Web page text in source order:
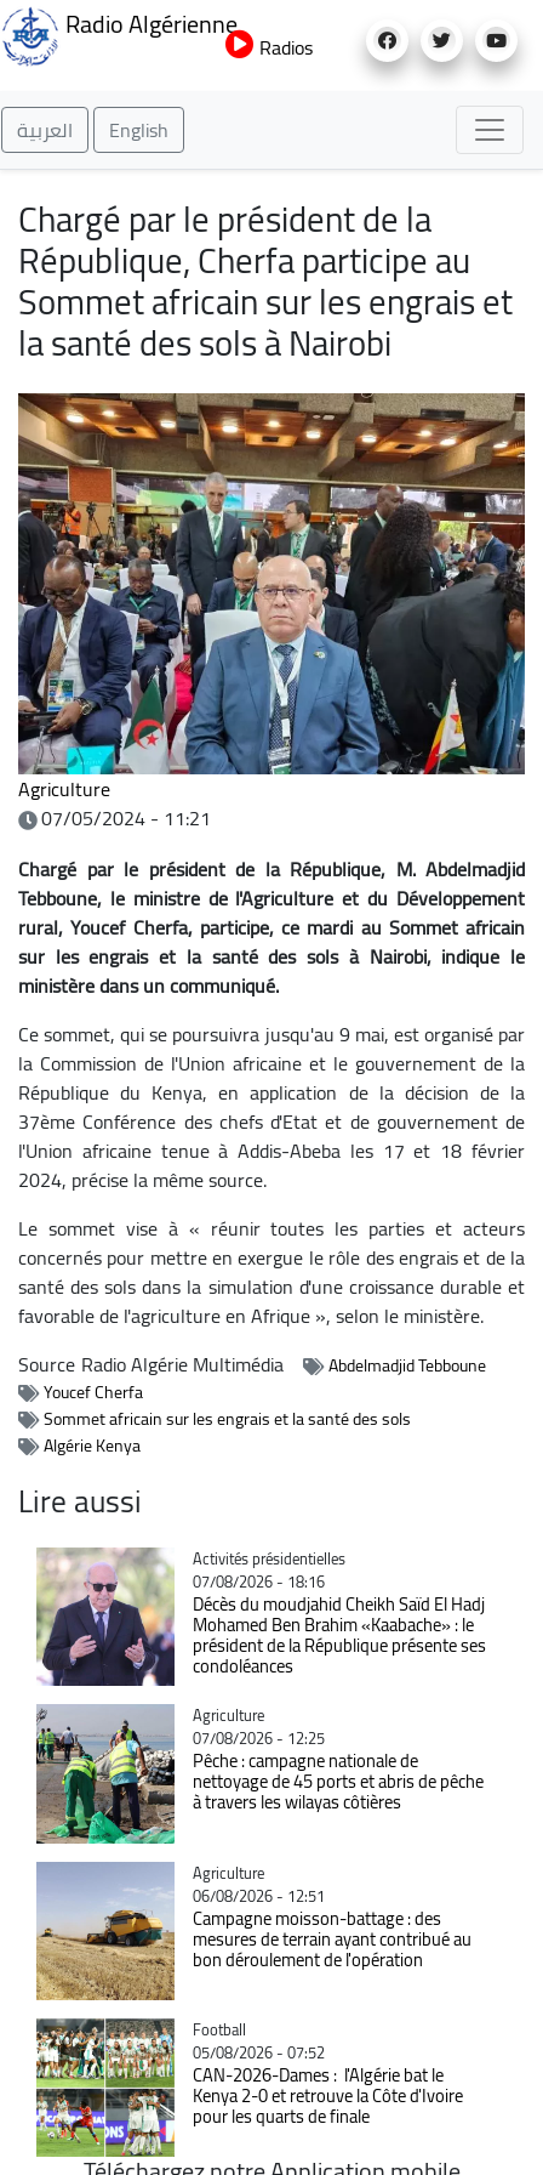
au
Radio Algérienne
Radios
العربية English
Chargé par le président de la
République, Cherfa participe au
Sommet africain sur les engrais et
la santé des sols à Nairobi
Agriculture
07/05/2024 - 11:21
Chargé par le président de la République, M. Abdelmadjid
Tebboune, le ministre de l'Agriculture et du Développement
rural, Youcef Cherfa, participe, ce mardi au Sommet africain
sur les engrais et la santé des sols à Nairobi, indique le
ministère dans un communiqué.
Ce sommet, qui se poursuivra jusqu'au 9 mai, est organisé par
la Commission de l'Union africaine et le gouvernement de la
République du Kenya, en application de la décision de la
37ème Conférence des chefs d'Etat et de gouvernement de
l'Union africaine tenue à Addis-Abeba les 17 et 18 février
2024, précise la même source.
Le sommet vise à « réunir toutes les parties et acteurs
concernés pour mettre en exergue le rôle des engrais et de la
santé des sols dans la simulation d'une croissance durable et
favorable de l'agriculture en Afrique », selon le ministère.
Source Radio Algérie Multimédia
Abdelmadjid Tebboune
Youcef Cherfa
Sommet africain sur les engrais et la santé des sols
Algérie Kenya
Lire aussi
Catégorie
Activités présidentielles
07/08/2026 - 18:16
Décès du moudjahid Cheikh Saïd El Hadj
Mohamed Ben Brahim «Kaabache» : le
président de la République présente ses
condoléances
Catégorie
Agriculture
07/08/2026 - 12:25
Pêche : campagne nationale de
nettoyage de 45 ports et abris de pêche
à travers les wilayas côtières
Catégorie
Agriculture
06/08/2026 - 12:51
Campagne moisson-battage : des
mesures de terrain ayant contribué au
bon déroulement de l'opération
Catégorie
Football
05/08/2026 - 07:52
CAN-2026-Dames : l'Algérie bat le
Kenya 2-0 et retrouve la Côte d'Ivoire
pour les quarts de finale